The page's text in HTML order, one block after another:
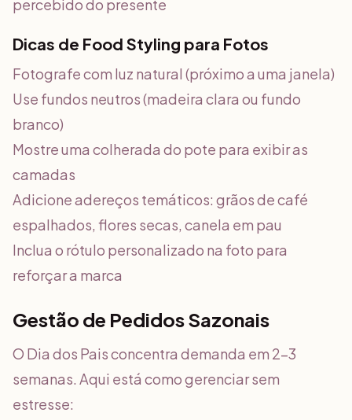
percebido do presente
Dicas de Food Styling para Fotos
Fotografe com luz natural (próximo a uma janela)
Use fundos neutros (madeira clara ou fundo
branco)
Mostre uma colherada do pote para exibir as
camadas
Adicione adereços temáticos: grãos de café
espalhados, flores secas, canela em pau
Inclua o rótulo personalizado na foto para
reforçar a marca
Gestão de Pedidos Sazonais
O Dia dos Pais concentra demanda em 2-3
semanas. Aqui está como gerenciar sem
estresse: